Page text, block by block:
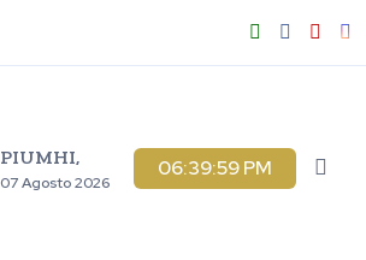
PIUMHI,
07 Agosto 2026
06:40:00 PM